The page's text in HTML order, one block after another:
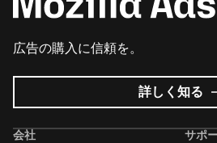
広告の購入に信頼を。
Mozilla
広
詳しく知る
会社 サポ